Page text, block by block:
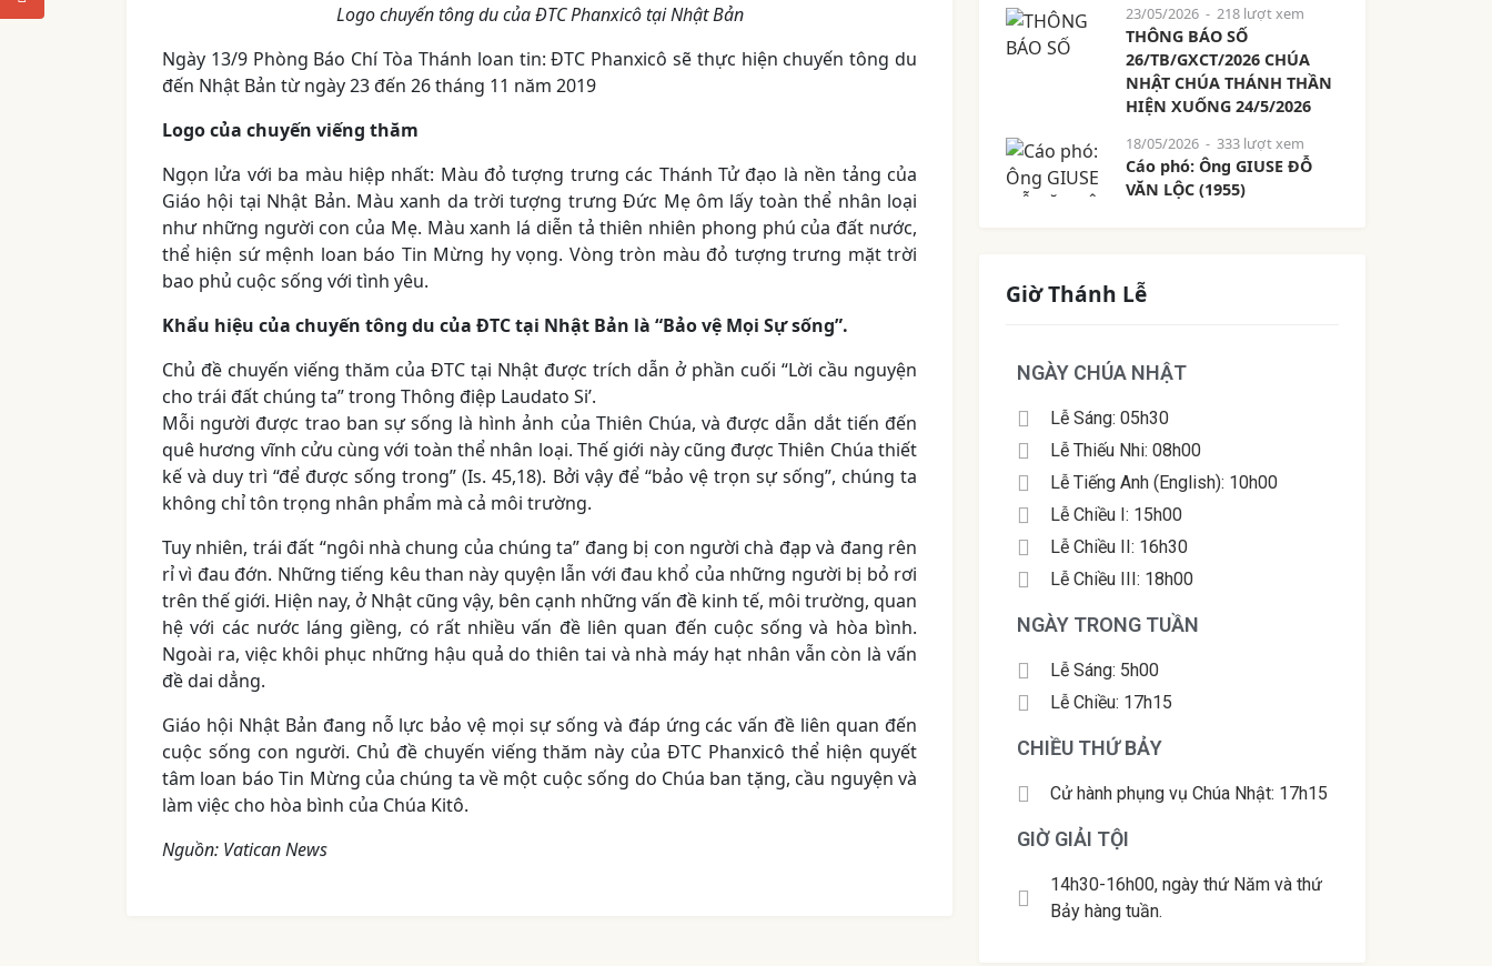
Logo chuyến tông du của ĐTC Phanxicô tại Nhật Bản
Ngày 13/9 Phòng Báo Chí Tòa Thánh loan tin: ĐTC Phanxicô sẽ thực hiện chuyến tông du
đến Nhật Bản từ ngày 23 đến 26 tháng 11 năm 2019
Logo của chuyến viếng thăm
Ngọn lửa với ba màu hiệp nhất: Màu đỏ tượng trưng các Thánh Tử đạo là nền tảng của
Giáo hội tại Nhật Bản. Màu xanh da trời tượng trưng Đức Mẹ ôm lấy toàn thể nhân loại
như những người con của Mẹ. Màu xanh lá diễn tả thiên nhiên phong phú của đất nước,
thể hiện sứ mệnh loan báo Tin Mừng hy vọng. Vòng tròn màu đỏ tượng trưng mặt trời
bao phủ cuộc sống với tình yêu.
Khẩu hiệu của chuyến tông du của ĐTC tại Nhật Bản là “Bảo vệ Mọi Sự sống”.
Chủ đề chuyến viếng thăm của ĐTC tại Nhật được trích dẫn ở phần cuối “Lời cầu nguyện
cho trái đất chúng ta” trong Thông điệp Laudato Si’.
Mỗi người được trao ban sự sống là hình ảnh của Thiên Chúa, và được dẫn dắt tiến đến
quê hương vĩnh cửu cùng với toàn thể nhân loại. Thế giới này cũng được Thiên Chúa thiết
kế và duy trì “để được sống trong” (Is. 45,18). Bởi vậy để “bảo vệ trọn sự sống”, chúng ta
không chỉ tôn trọng nhân phẩm mà cả môi trường.
Tuy nhiên, trái đất “ngôi nhà chung của chúng ta” đang bị con người chà đạp và đang rên
rỉ vì đau đớn. Những tiếng kêu than này quyện lẫn với đau khổ của những người bị bỏ rơi
trên thế giới. Hiện nay, ở Nhật cũng vậy, bên cạnh những vấn đề kinh tế, môi trường, quan
hệ với các nước láng giềng, có rất nhiều vấn đề liên quan đến cuộc sống và hòa bình.
Ngoài ra, việc khôi phục những hậu quả do thiên tai và nhà máy hạt nhân vẫn còn là vấn
đề dai dẳng.
Giáo hội Nhật Bản đang nỗ lực bảo vệ mọi sự sống và đáp ứng các vấn đề liên quan đến
cuộc sống con người. Chủ đề chuyến viếng thăm này của ĐTC Phanxicô thể hiện quyết
tâm loan báo Tin Mừng của chúng ta về một cuộc sống do Chúa ban tặng, cầu nguyện và
làm việc cho hòa bình của Chúa Kitô.
Nguồn: Vatican News
23/05/2026- 218 lượt xem
THÔNG BÁO SỐ
26/TB/GXCT/2026 CHÚA
NHẬT CHÚA THÁNH THẦN
HIỆN XUỐNG 24/5/2026
18/05/2026- 333 lượt xem
Cáo phó: Ông GIUSE ĐỖ
VĂN LỘC (1955)
Giờ Thánh Lễ
NGÀY CHÚA NHẬT
Lễ Sáng: 05h30
Lễ Thiếu Nhi: 08h00
Lễ Tiếng Anh (English): 10h00
Lễ Chiều I: 15h00
Lễ Chiều II: 16h30
Lễ Chiều III: 18h00
NGÀY TRONG TUẦN
Lễ Sáng: 5h00
Lễ Chiều: 17h15
CHIỀU THỨ BẢY
Cử hành phụng vụ Chúa Nhật: 17h15
GIỜ GIẢI TỘI
14h30-16h00, ngày thứ Năm và thứ
Bảy hàng tuần.